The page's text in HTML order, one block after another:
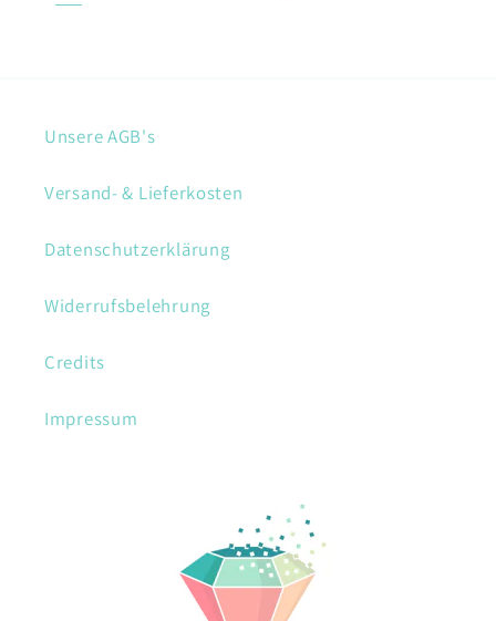
Unsere AGB's
Versand- & Lieferkosten
Datenschutzerklärung
Widerrufsbelehrung
Credits
Impressum